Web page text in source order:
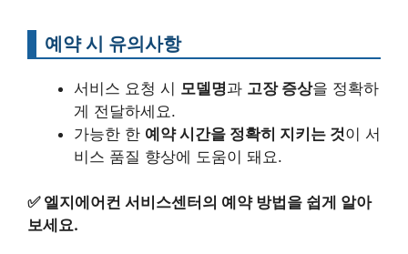
예약 시 유의사항
서비스 요청 시 모델명과 고장 증상을 정확하
게 전달하세요.
가능한 한 예약 시간을 정확히 지키는 것이 서
비스 품질 향상에 도움이 돼요.
✅ 엘지에어컨 서비스센터의 예약 방법을 쉽게 알아
보세요.